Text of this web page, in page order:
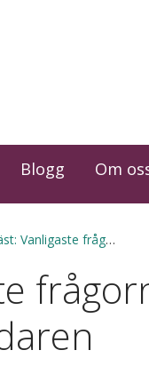
Blogg Om
frågorna till konsumentvägledaren